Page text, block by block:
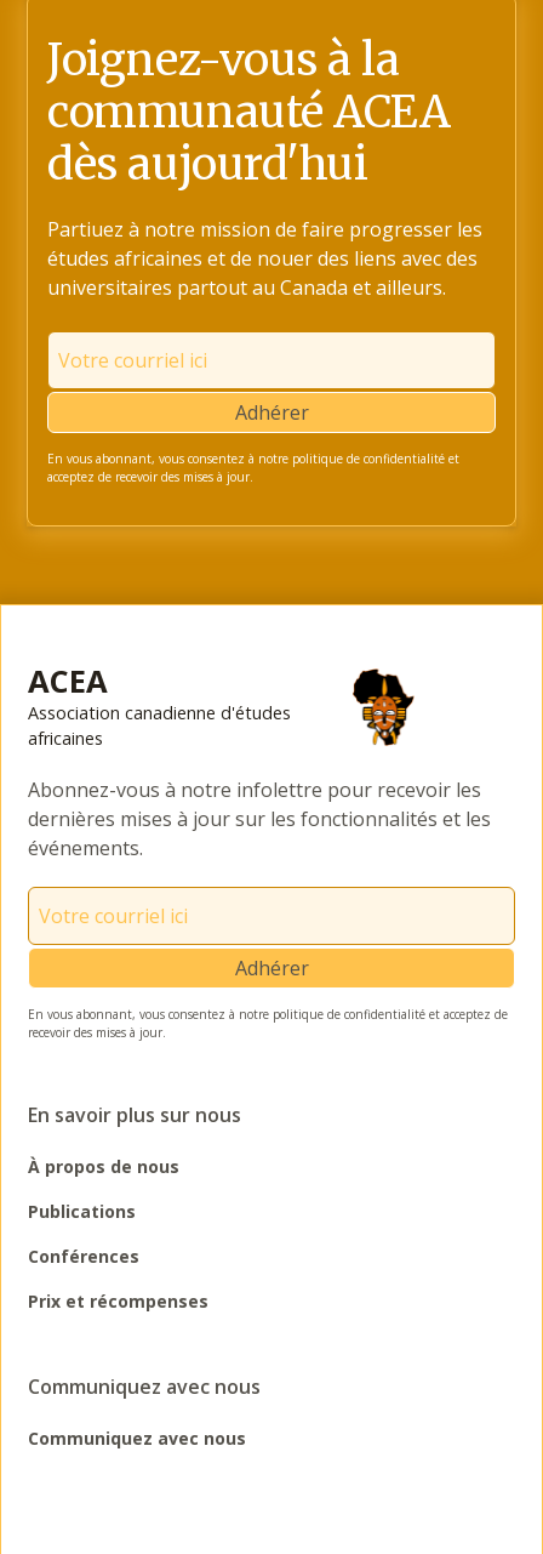
Joignez-vous à la
communauté ACEA
dès aujourd'hui
Partiuez à notre mission de faire progresser les
études africaines et de nouer des liens avec des
universitaires partout au Canada et ailleurs.
En vous abonnant, vous consentez à notre politique de confidentialité et
acceptez de recevoir des mises à jour.
ACEA
Association canadienne d'études
africaines
Abonnez-vous à notre infolettre pour recevoir les
dernières mises à jour sur les fonctionnalités et les
événements.
En vous abonnant, vous consentez à notre politique de confidentialité et acceptez de
recevoir des mises à jour.
En savoir plus sur nous
À propos de nous
Publications
Conférences
Prix et récompenses
Communiquez avec nous
Communiquez avec nous